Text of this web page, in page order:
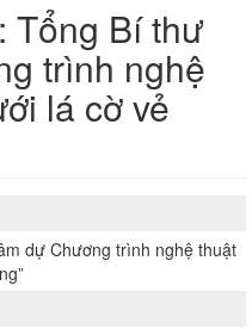
Tổng Bí thư
trình nghệ
lá cờ vẻ
dự Chương trình nghệ thuật